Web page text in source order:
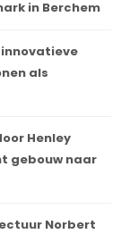
in Berchem
als
Henley
gebouw naar
Norbert